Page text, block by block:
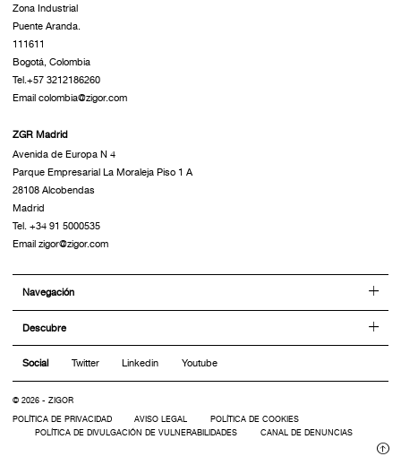
Zona Industrial
Puente Aranda.
111611
Bogotá, Colombia
Tel.+57 3212186260
Email colombia@zigor.com
ZGR Madrid
Avenida de Europa N 4
Parque Empresarial La Moraleja Piso 1 A
28108 Alcobendas
Madrid
Tel. +34 91 5000535
Email zigor@zigor.com
Navegación
Descubre
Social Twitter Linkedin Youtube
© 2026 - ZIGOR
POLÍTICA DE PRIVACIDAD AVISO LEGAL
POLÍTICA DE COOKIES
POLÍTICA DE DIVULGACIÓN DE VULNERABILIDADES
CANAL DE DENUNCIAS